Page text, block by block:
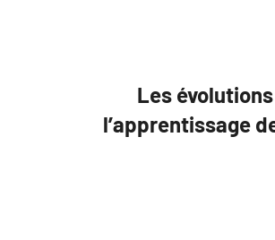
Les
l’apprentissage